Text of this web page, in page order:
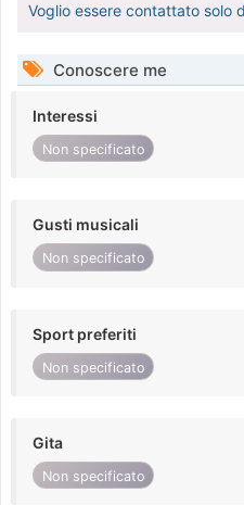
Voglio essere contattato solo
Conoscere me
Interessi
Non specificato
Gusti musicali
Non specificato
Sport preferiti
Non specificato
Gita
Non specificato